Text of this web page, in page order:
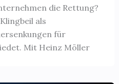
die Rettung?
als
für
Mit Heinz Möller